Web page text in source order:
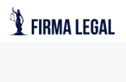
Saltar
al